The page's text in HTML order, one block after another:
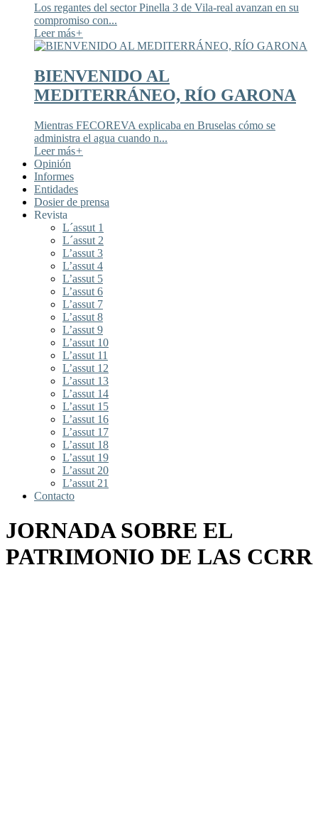
Los regantes del sector Pinella 3 de Vila-real avanzan en su
compromiso con...
Leer más+
BIENVENIDO AL
MEDITERRÁNEO, RÍO GARONA
Mientras FECOREVA explicaba en Bruselas cómo se
administra el agua cuando n...
Leer más+
Opinión
Informes
Entidades
Dosier de prensa
Revista
L´assut 1
L´assut 2
L’assut 3
L’assut 4
L’assut 5
L’assut 6
L’assut 7
L’assut 8
L’assut 9
L’assut 10
L’assut 11
L’assut 12
L’assut 13
L’assut 14
L’assut 15
L’assut 16
L’assut 17
L’assut 18
L’assut 19
L’assut 20
L’assut 21
Contacto
JORNADA SOBRE EL
PATRIMONIO DE LAS CCRR